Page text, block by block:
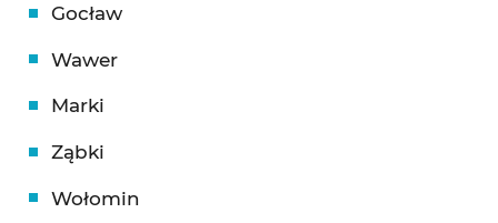
Gocław
Wawer
Marki
Ząbki
Wołomin